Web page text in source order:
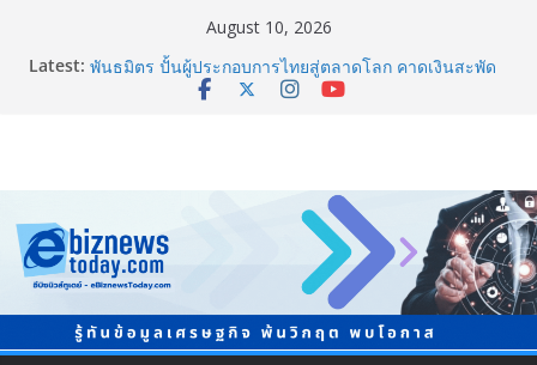
August 10, 2026
Latest: ยิ่งใหญ่ Thailand e-Commerce Expo 2026 ผนึกกว่า 50
พันธมิตร ปั้นผู้ประกอบการไทยสู่ตลาดโลก คาดเงินสะพัด
ฉลองเซิร์ฟเวอร์ใหม่ เฮเลนา
“ทรงศักดิ์” ประชุมร่างแผน สสส. ปี 70 เน้นขยายงานสร้าง
เสริมสุขภาพรายจังหวัด หนุนวาระกลาง “ขับเคลื่อนใช้
ข้อมูลเชิงพื้นที่” เล็งวัดผลได้ภายใน 1 ปี
จับตาการตลาดบุหรี่ไฟฟ้าผ่านโลกโซเซียล
ชวนโหวต “People’s Choice Awards” ดันผู้บริโภคร่วม
ตัดสินสุดยอดบริษัทอสังหาฯ และเอเจนต์ที่ชื่นชอบแห่งปี
2026